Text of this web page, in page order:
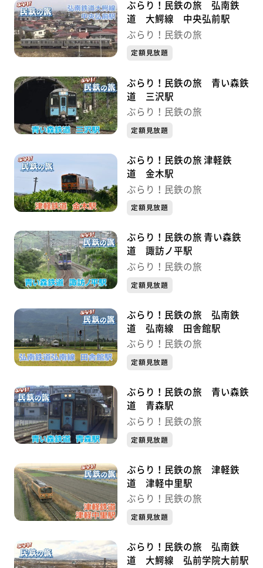
ぶらり！民鉄の旅 弘南鉄
道 大鰐線 中央弘前駅
ぶらり！民鉄の旅
定額見放題
ぶらり！民鉄の旅 青い森鉄
道 三沢駅
ぶらり！民鉄の旅
定額見放題
ぶらり！民鉄の旅 津軽鉄
道 金木駅
ぶらり！民鉄の旅
定額見放題
ぶらり！民鉄の旅 青い森鉄
道 諏訪ノ平駅
ぶらり！民鉄の旅
定額見放題
ぶらり！民鉄の旅 弘南鉄
道 弘南線 田舎館駅
ぶらり！民鉄の旅
定額見放題
ぶらり！民鉄の旅 青い森鉄
道 青森駅
ぶらり！民鉄の旅
定額見放題
ぶらり！民鉄の旅 津軽鉄
道 津軽中里駅
ぶらり！民鉄の旅
定額見放題
ぶらり！民鉄の旅 弘南鉄
道 大鰐線 弘前学院大前駅